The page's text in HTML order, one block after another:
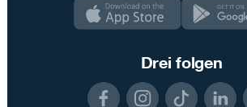
Drei folgen